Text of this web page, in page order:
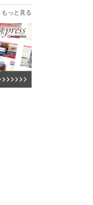
もっと見る